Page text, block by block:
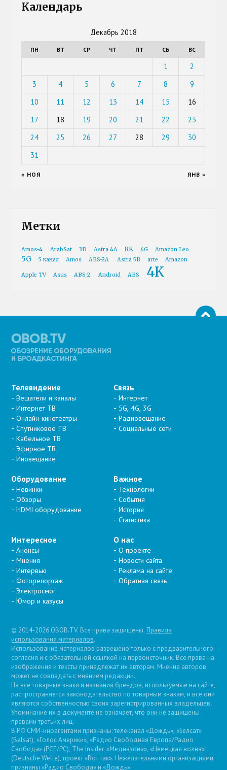
Календарь
Декабрь 2018
ПН ВТ СР ЧТ ПТ СБ ВС
1
2
3
4 5 6 7 8
9
10
11 12 13 14 15
16
17
18 19 20 21 22
23
24
25 26 27 28 29
30
31
« НОЯ ЯНВ »
Метки
Amos-4 ArabSat 3D Astra 4A 8K 6G Amazon Leo
5G 5 канал Amos ABS-2A Astra 5B arte Amazon
Apple TV Asus ABS-2 Android ABS 4K
Телевидение
Вещатели и каналы
Интернет ТВ
Онлайн-кинотеатры
Спутниковое ТВ
Кабельное ТВ
Эфирное ТВ
Иновещание
Связь
Интернет
5G, 4G, 3G
Радиовещание
Социальные сети
Оборудование
Новинки
Обзоры
HDMI оборудование
Важное
Технологии
События
История
Статистика
Интересное
Анонсы
Мнения
Интервью
Фоторепортаж
Электросмог
Юмор и казусы
О нас
О проекте
Новости сайта
Реклама на сайте
Обратная связь
© 2014-2026 OBOB.TV. Все права защищены. Правила
использования материалов.
Использование материалов разрешено только с предварительного
согласия и с обязательной ссылкой на первоисточник. Все права на
изображения и тексты принадлежат их авторам. Мнение авторов
может не совпадать с мнением редакции.
На все товарные знаки и названия брендов, используемые на сайте,
распространяется законодательство по товарным знакам, и все они
являются собственностью своих зарегистрированных владельцев.
Упоминание их в документе не означает, что они не защищены
правами третьих лиц.
В РФ СМИ-иноагентами признаны: телеканал «Дождь», «Белсат»
(Belsat), «Голос Америки», «Радио Свободная Европа/Радио
Свобода» (PCE/PC), The Insider, «Медиазона», «Немецкая волна»
(Deutsche Welle), проект «Вот так». Нежелательными организациями
признаны «Радио Свобода» и «Дождь».